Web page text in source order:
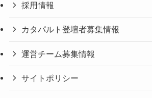
採用情報
カタパルト登壇者募集情報
運営チーム募集情報
サイトポリシー